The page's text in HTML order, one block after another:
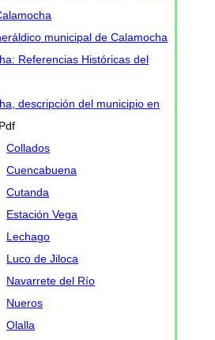
municipal de Calamocha
Referencias Históricas del
descripción del municipio en
Collados
Cuencabuena
Cutanda
Estación Vega
Lechago
Luco de Jiloca
Navarrete del Río
Nueros
Olalla